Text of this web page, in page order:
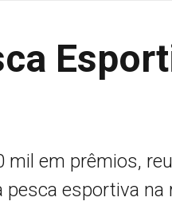
em prêmios,
esportiva na